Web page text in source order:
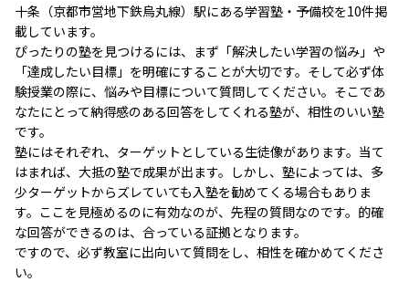
十条（京都市営地下鉄烏丸線）駅にある学習塾・予備校を10件掲
載しています。
ぴったりの塾を見つけるには、まず「解決したい学習の悩み」や
「達成したい目標」を明確にすることが大切です。そして必ず体
験授業の際に、悩みや目標について質問してください。そこであ
なたにとって納得感のある回答をしてくれる塾が、相性のいい塾
です。
塾にはそれぞれ、ターゲットとしている生徒像があります。当て
はまれば、大抵の塾で成果が出ます。しかし、塾によっては、多
少ターゲットからズレていても入塾を勧めてくる場合もありま
す。ここを見極めるのに有効なのが、先程の質問なのです。的確
な回答ができるのは、合っている証拠となります。
ですので、必ず教室に出向いて質問をし、相性を確かめてくださ
い。